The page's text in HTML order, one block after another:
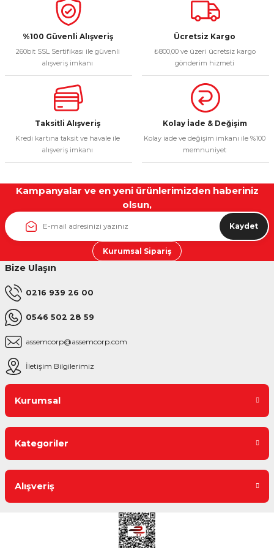
Ürün bilgilerinde hatalar bulunuyor.
Ürün fiyatı diğer sitelerden daha pahalı.
Bu ürüne benzer farklı alternatifler olmalı.
%100 Güvenli Alışveriş
260bit SSL Sertifikası ile güvenli
alışveriş imkanı
Ücretsiz Kargo
₺800,00 ve üzeri ücretsiz kargo
gönderim hizmeti
Taksitli Alışveriş
Kredi kartına taksit ve havale ile
alışveriş imkanı
Kolay İade & Değişim
Kolay iade ve değişim imkanı ile %100
memnuniyet
Kampanyalar ve en yeni ürünlerimizden haberiniz
olsun,
Kaydet
Kurumsal Sipariş
Bize Ulaşın
0216 939 26 00
0546 502 28 59
assemcorp@assemcorp.com
İletişim Bilgilerimiz
Kurumsal
Kategoriler
Alışveriş